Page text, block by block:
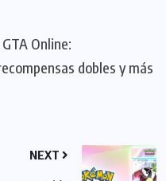
Online:
dobles y más
NEXT